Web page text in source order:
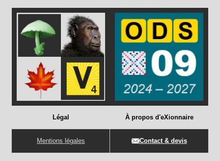
Légal
Mentions légales
À propos d'eXionnaire
Contact & devis